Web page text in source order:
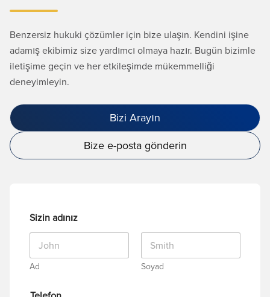
Benzersiz hukuki çözümler için bize ulaşın. Kendini işine
adamış ekibimiz size yardımcı olmaya hazır. Bugün bizimle
iletişime geçin ve her etkileşimde mükemmelliği
deneyimleyin.
Bizi Arayın
Bize e-posta gönderin
Sizin adınız
Ad Soyad